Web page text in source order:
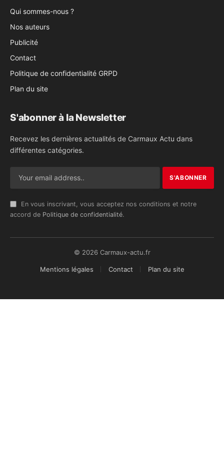
Qui sommes-nous ?
Nos auteurs
Publicité
Contact
Politique de confidentialité GRPD
Plan du site
S'abonner à la Newsletter
Recevez les dernières actualités de Carmaux Actu dans
différentes catégories.
En vous inscrivant, vous acceptez nos conditions et notre
accord de Politique de confidentialité.
© 2026 Carmaux-actu.fr
Mentions légales Contact Plan du site